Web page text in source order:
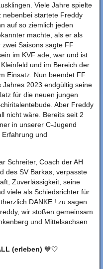
Viele Jahre spielte
nebenbei startete Freddy
auf so ziemlich jeden
machte, als er als
Saisons sagte FF
im KVF ade, war und ist
und im Bereich der
Einsatz. Nun beendet FF
2023 endgültig seine
für die neuen jungen
Aber Freddy
nicht wäre. Bereits seit 2
in unserer C-Jugend
und
Schreiter, Coach der AH
des SV Barkas, verpasste
Zuverlässigkeit, seine
viele als Schiedsrichter für
DANKE ! zu sagen.
wir stoßen gemeinsam
und Mittelsachsen
(erleben) 💙🤍